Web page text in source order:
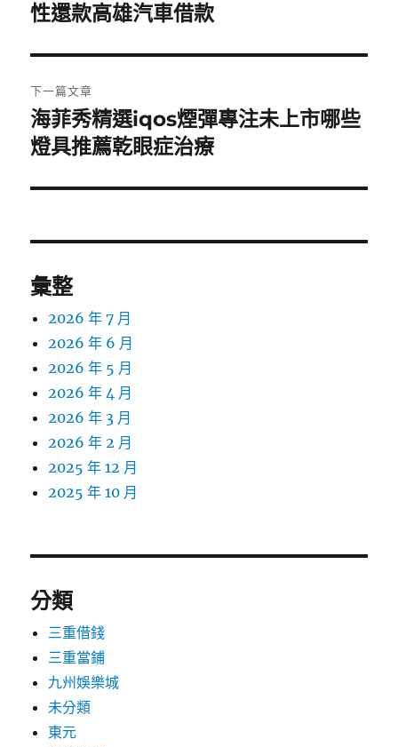
導
覽
一
文
章:
性還款高雄汽車借款
下一篇文章
下
一
文
海菲秀精選iqos煙彈專注未上市哪些
燈具推薦乾眼症治療
彙整
2026 年 7 月
2026 年 6 月
2026 年 5 月
2026 年 4 月
2026 年 3 月
2026 年 2 月
2025 年 12 月
2025 年 10 月
分類
三重借錢
三重當鋪
九州娛樂城
未分類
東元